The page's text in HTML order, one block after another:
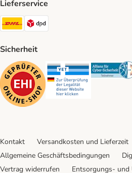
Lieferservice
DHL Shipping Method
Sicherheit
Security Security
Kontakt Versandkosten und Lieferzeit
Allgemeine Geschäftsbedingungen
Vertrag widerrufen
Entsorgungs-